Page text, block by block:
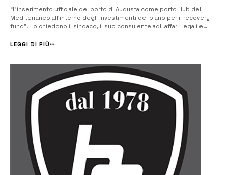
“L’inserimento ufficiale del porto di Augusta come porto Hub del
Mediterraneo all’interno degli investimenti del piano per il recovery
fund”. Lo chiedono il sindaco, il suo consulente agli affari Legali e
presidente dell’Autorità di sistema portu...
LEGGI DI PIÙ